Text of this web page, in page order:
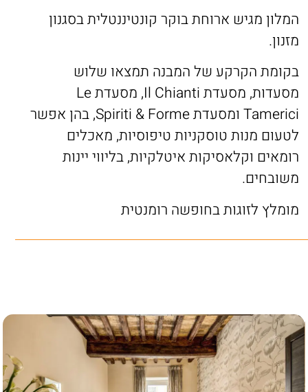
המלון מגיש ארוחת בוקר קונטיננטלית בסגנון
מזנון.
בקומת הקרקע של המבנה תמצאו שלוש
מסעדות, מסעדת Il Chianti, מסעדת Le
Tamerici ומסעדת Spiriti & Forme, בהן אפשר
לטעום מנות טוסקניות טיפוסיות, מאכלים
רומאים וקלאסיקות איטלקיות, בליווי יינות
משובחים.
מומלץ לזוגות בחופשה רומנטית